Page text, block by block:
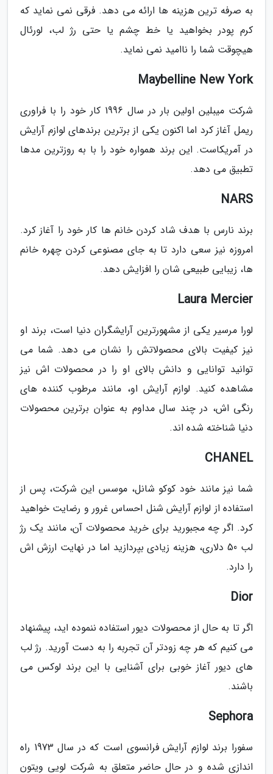
به صرفه ترین هزینه ها ارائه می دهد. فرقی نمی نماید که
کرم پودر بخواهید یا خط چشم یا حتی رژ لب، لورئال
هیچوقت شما را ناامید نمی نماید.
Maybelline New York
شرکت میبلین اولین بار در سال 1996 کار خود را با فراوری
ریمل آغاز کرد اما اکنون یکی از برترین برندهای لوازم آرایش
در آمریکاست. این برند همواره خود را با به روزترین مدها
تطبیق می دهد.
NARS
برند نارس با هدف شاد کردن خانم ها کار خود را آغاز کرد.
امروزه نیز سعی دارد تا به جای مصنوعی کردن چهره خانم
ها، زیبایی طبیعی شان را افزایش دهد.
Laura Mercier
لورا مرسیر یکی از مشهورترین آرایشگران دنیا است، برند او
نیز کیفیت بالای محصولاتش را نشان می دهد. شما می
توانید توانایی و دانش بالای او را در محصولات اش نیز
مشاهده کنید. لوازم آرایش او، مانند مرطوب کننده های
رنگی اش، در چند سال مداوم به عنوان برترین محصولات
دنیا شناخته شده اند.
CHANEL
شما نیز مانند خود کوکو شانل، موسس این شرکت، پس از
استفاده از لوازم آرایش شنل احساس غرور و رضایت خواهید
کرد. اگر چه مجبورید برای خرید محصولات آن، مانند یک رژ
لب 50 دلاری، هزینه زیادی بپردازید اما در نهایت ارزش اش
را دارد.
Dior
اگر تا به حال از محصولات دیور استفاده ننموده اید، پیشنهاد
می کنیم که هر چه زودتر آن تجربه را به دست آورید. رژ لب
های دیور آغاز خوبی برای آشنایی با این برند لوکس می
باشند.
Sephora
سفورا برند لوازم آرایش فرانسوی است که در سال 1973 راه
اندازی شده و در حال حاضر متعلق به شرکت لویی ویتون